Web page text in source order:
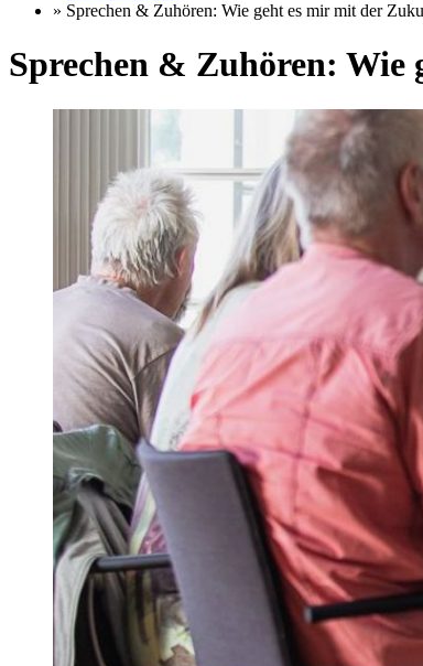
» Sprechen & Zuhören: Wie geht es mir mit der
Sprechen & Zuhören: